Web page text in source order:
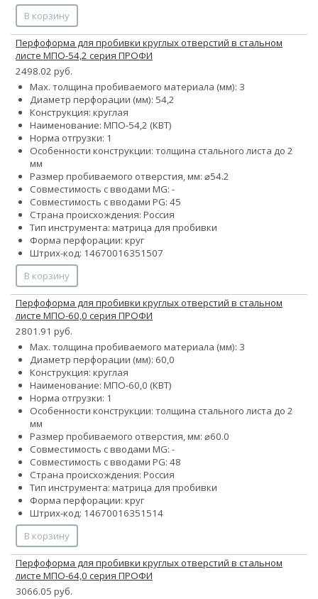
В корзину
Перфоформа для пробивки круглых отверстий в стальном
листе МПО-54,2 серия ПРОФИ
2498.02 руб.
Max. толщина пробиваемого материала (мм): 3
Диаметр перфорации (мм): 54,2
Конструкция: круглая
Наименование: МПО-54,2 (КВТ)
Норма отгрузки: 1
Особенности конструкции: толщина стального листа до 2
мм
Размер пробиваемого отверстия, мм: ⌀54.2
Совместимость с вводами MG: -
Совместимость с вводами PG: 45
Страна происхождения: Россия
Тип инструмента: матрица для пробивки
Форма перфорации: круг
Штрих-код: 14670016351507
В корзину
Перфоформа для пробивки круглых отверстий в стальном
листе МПО-60,0 серия ПРОФИ
2801.91 руб.
Max. толщина пробиваемого материала (мм): 3
Диаметр перфорации (мм): 60,0
Конструкция: круглая
Наименование: МПО-60,0 (КВТ)
Норма отгрузки: 1
Особенности конструкции: толщина стального листа до 2
мм
Размер пробиваемого отверстия, мм: ⌀60.0
Совместимость с вводами MG: -
Совместимость с вводами PG: 48
Страна происхождения: Россия
Тип инструмента: матрица для пробивки
Форма перфорации: круг
Штрих-код: 14670016351514
В корзину
Перфоформа для пробивки круглых отверстий в стальном
листе МПО-64,0 серия ПРОФИ
3066.05 руб.